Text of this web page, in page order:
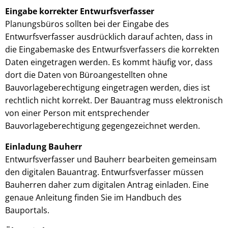
Eingabe korrekter Entwurfsverfasser
Planungsbüros sollten bei der Eingabe des
Entwurfsverfasser ausdrücklich darauf achten, dass in
die Eingabemaske des Entwurfsverfassers die korrekten
Daten eingetragen werden. Es kommt häufig vor, dass
dort die Daten von Büroangestellten ohne
Bauvorlageberechtigung eingetragen werden, dies ist
rechtlich nicht korrekt. Der Bauantrag muss elektronisch
von einer Person mit entsprechender
Bauvorlageberechtigung gegengezeichnet werden.
Einladung Bauherr
Entwurfsverfasser und Bauherr bearbeiten gemeinsam
den digitalen Bauantrag. Entwurfsverfasser müssen
Bauherren daher zum digitalen Antrag einladen. Eine
genaue Anleitung finden Sie im Handbuch des
Bauportals.